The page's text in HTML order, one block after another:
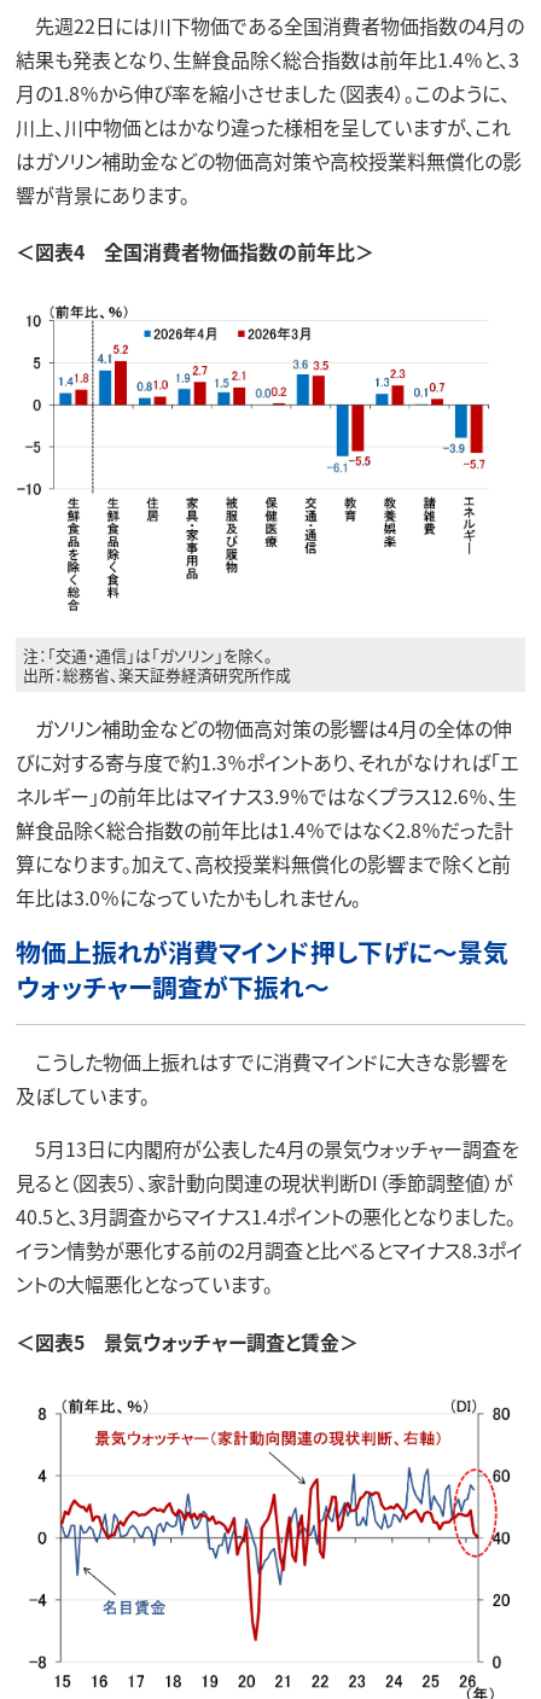
先週22日には川下物価である全国消費者物価指数の4月の
結果も発表となり、生鮮食品除く総合指数は前年比1.4％と、3
月の1.8％から伸び率を縮小させました（図表4）。このように、
川上、川中物価とはかなり違った様相を呈していますが、これ
はガソリン補助金などの物価高対策や高校授業料無償化の影
響が背景にあります。
＜図表4 全国消費者物価指数の前年比＞
注：「交通・通信」は「ガソリン」を除く。
出所：総務省、楽天証券経済研究所作成
ガソリン補助金などの物価高対策の影響は4月の全体の伸
びに対する寄与度で約1.3％ポイントあり、それがなければ「エ
ネルギー」の前年比はマイナス3.9％ではなくプラス12.6％、生
鮮食品除く総合指数の前年比は1.4％ではなく2.8％だった計
算になります。加えて、高校授業料無償化の影響まで除くと前
年比は3.0％になっていたかもしれません。
物価上振れが消費マインド押し下げに～景気
ウォッチャー調査が下振れ～
こうした物価上振れはすでに消費マインドに大きな影響を
及ぼしています。
5月13日に内閣府が公表した4月の景気ウォッチャー調査を
見ると（図表5）、家計動向関連の現状判断DI（季節調整値）が
40.5と、3月調査からマイナス1.4ポイントの悪化となりました。
イラン情勢が悪化する前の2月調査と比べるとマイナス8.3ポイ
ントの大幅悪化となっています。
＜図表5 景気ウォッチャー調査と賃金＞